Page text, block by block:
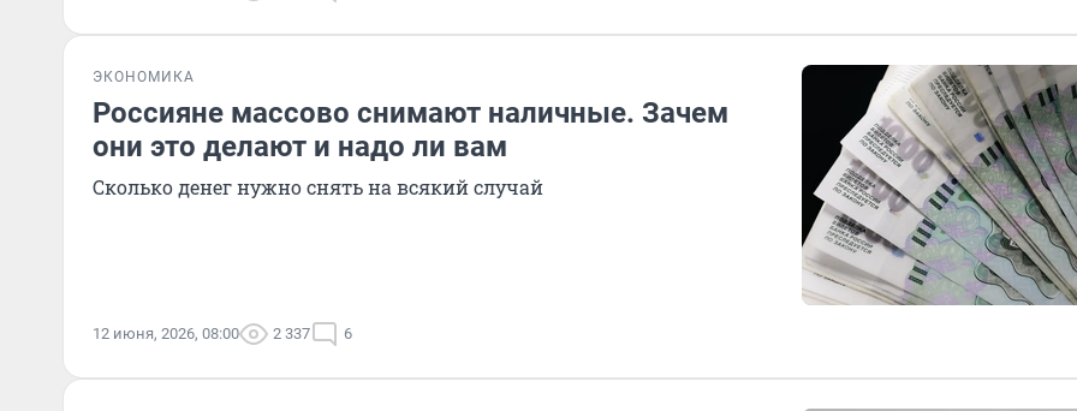
ЭКОНОМИКА
Россияне массово снимают наличные. Зачем
они это делают и надо ли вам
Сколько денег нужно снять на всякий случай
12 июня, 2026, 08:00 2 337 6